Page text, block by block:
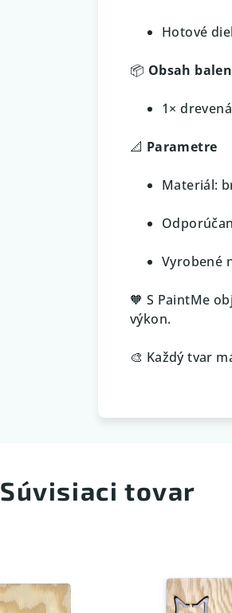
Hotové
📦 Obsah
1×
📐 Parametre
Materiál:
Vyrobené
🧡 S PaintMe
výkon.
🎨 Každý tvar
Súvisiaci tovar